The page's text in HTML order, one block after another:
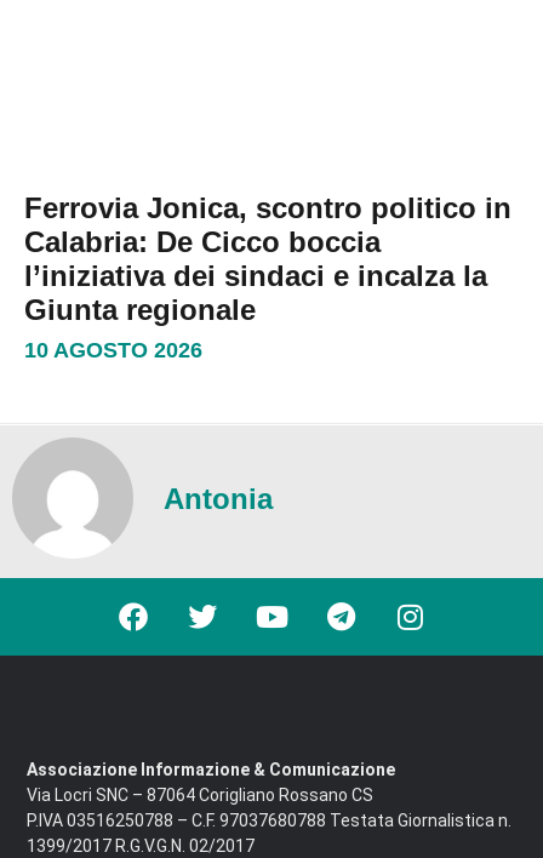
Ferrovia Jonica, scontro politico in
Calabria: De Cicco boccia
l’iniziativa dei sindaci e incalza la
Giunta regionale
10 AGOSTO 2026
Antonia
Associazione Informazione & Comunicazione
Via Locri SNC – 87064 Corigliano Rossano CS
P.IVA 03516250788 – C.F. 97037680788 Testata Giornalistica n.
1399/2017 R.G.V.G.N. 02/2017